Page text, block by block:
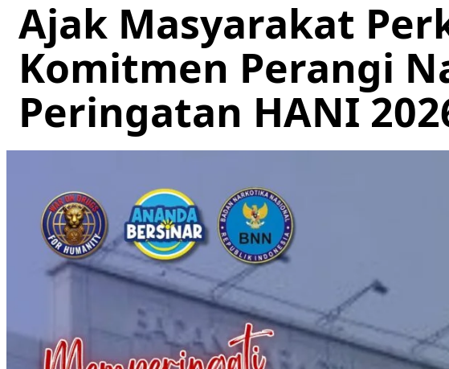
Ajak Masyarakat
Komitmen Perangi
Peringatan HANI